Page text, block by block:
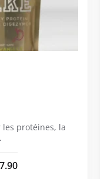
protéines, la